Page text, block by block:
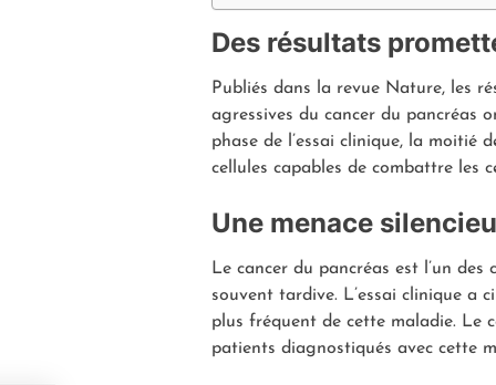
Des résultats
Publiés dans la revue Nature, les
agressives du cancer du pancréas
phase de l’essai clinique, la moitié
cellules capables de combattre les
Une menace
Le cancer du pancréas est l’un
souvent tardive. L’essai clinique a
plus fréquent de cette maladie. Le
patients diagnostiqués avec cette